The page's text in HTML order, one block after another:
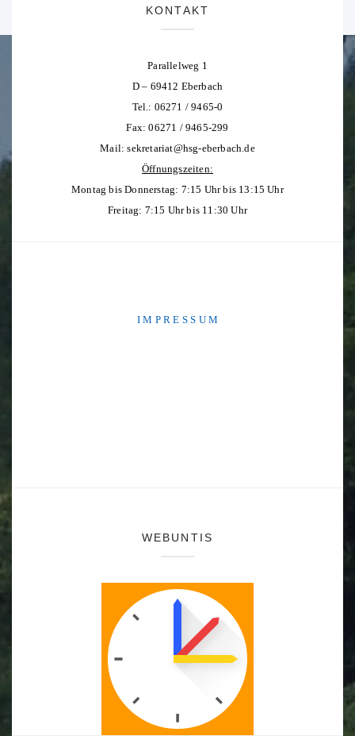
KONTAKT
Parallelweg 1
D – 69412 Eberbach
Tel.: 06271 / 9465-0
Fax: 06271 / 9465-299
Mail:sekretariat@hsg-eberbach.de
Öffnungszeiten:
Montag bis Donnerstag: 7:15 Uhr bis 13:15 Uhr
Freitag: 7:15 Uhr bis 11:30 Uhr
I M P R E S S U M
WEBUNTIS